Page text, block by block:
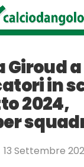
Giroud
in
2024,
13 Settembre